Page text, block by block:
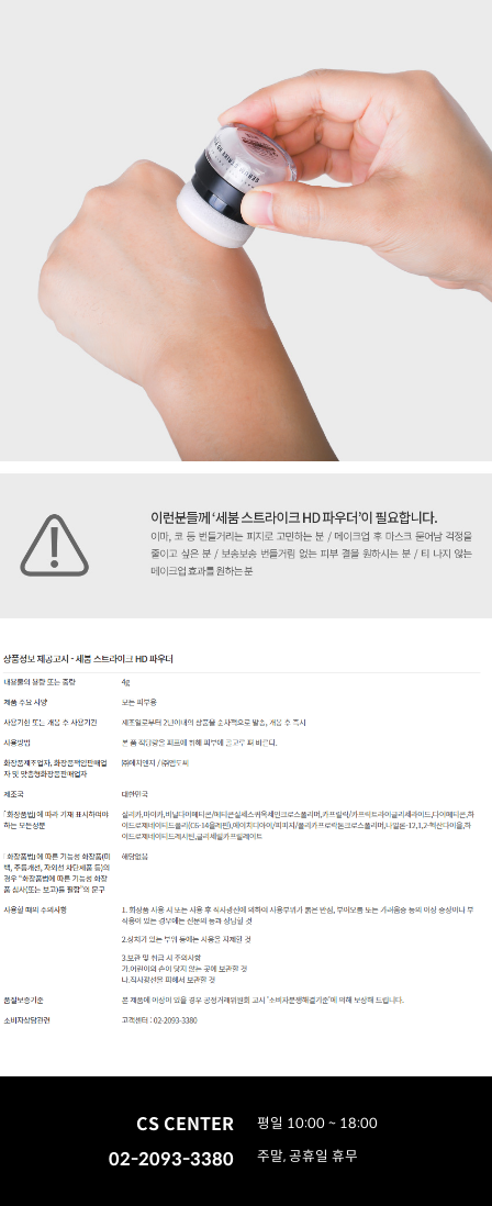
CS CENTER
02-2093-3380
평일 10:00 ~ 18:00
주말, 공휴일 휴무